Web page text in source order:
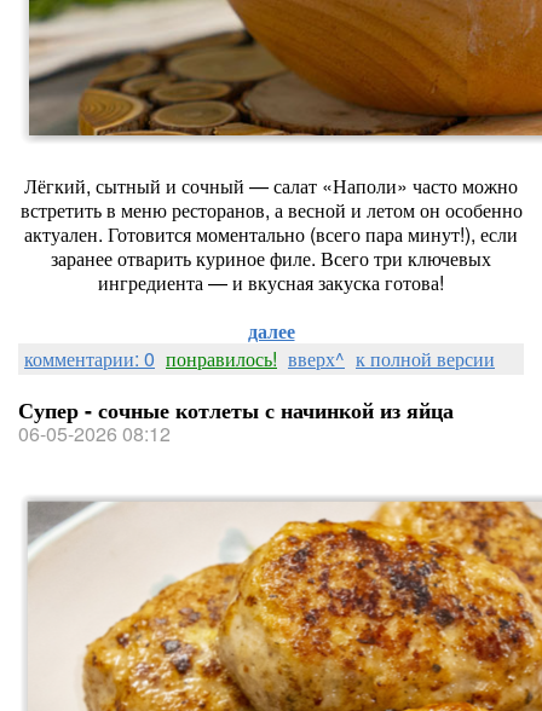
Лёгкий, сытный и сочный — салат «Наполи» часто можно
встретить в меню ресторанов, а весной и летом он особенно
актуален. Готовится моментально (всего пара минут!), если
заранее отварить куриное филе. Всего три ключевых
ингредиента — и вкусная закуска готова!
далее
комментарии: 0 понравилось! вверх^ к полной версии
Супер - сочные котлеты с начинкой из яйца
06-05-2026 08:12